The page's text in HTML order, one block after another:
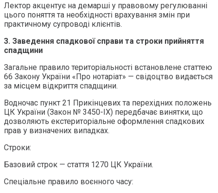
Лектор акцентує на демарші у правовому регулюванні
цього поняття та необхідності врахування змін при
практичному супроводі клієнтів.
3. Заведення спадкової справи та строки прийняття
спадщини
Загальне правило територіальності встановлене статтею
66 Закону України «Про нотаріат» — свідоцтво видається
за місцем відкриття спадщини.
Водночас пункт 21 Прикінцевих та перехідних положень
ЦК України (Закон № 3450-IX) передбачає винятки, що
дозволяють екстериторіальне оформлення спадкових
прав у визначених випадках.
Строки:
Базовий строк — стаття 1270 ЦК України.
Спеціальне правило воєнного часу: